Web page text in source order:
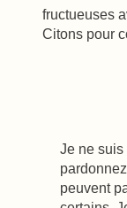
fructueuses
Citons pour
Je ne suis
peuvent